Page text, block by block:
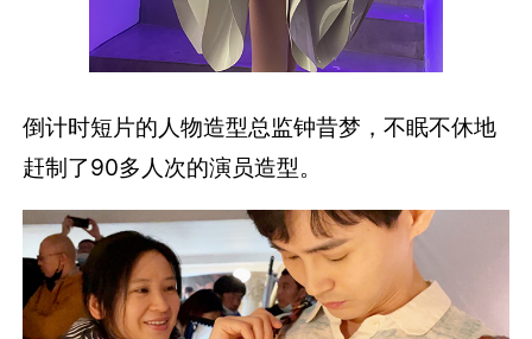
倒计时短片的人物造型总监钟昔梦，不眠不休地
赶制了90多人次的演员造型。